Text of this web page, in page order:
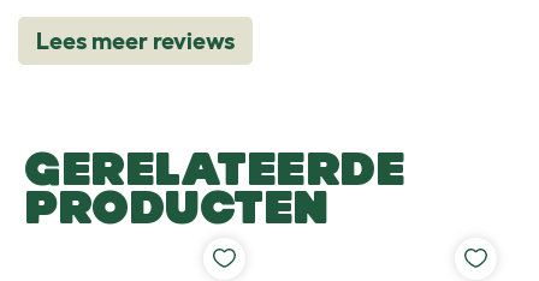
Lees meer reviews
GERELATEERDE
PRODUCTEN